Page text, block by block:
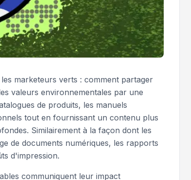
marketeurs verts : comment partager
valeurs environnementales par une
de produits, les manuels
tout en fournissant un contenu plus
Similairement à la façon dont les
de documents numériques, les rapports
d'impression.
communiquent leur impact